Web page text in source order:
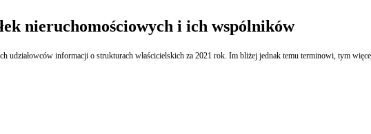
nieruchomościowych i ich wspólników
udziałowców informacji o strukturach właścicielskich za 2021 rok. Im bliżej jednak temu terminowi, tym